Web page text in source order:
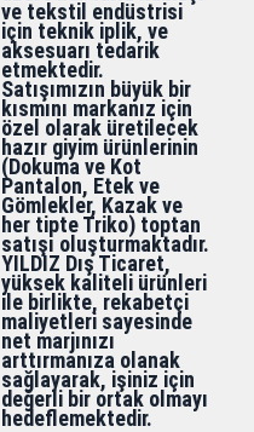
ve tekstil endüstrisi
için teknik iplik, ve
aksesuarı tedarik
etmektedir.
Satışımızın büyük bir
kısmını markanız için
özel olarak üretilecek
hazır giyim ürünlerinin
(Dokuma ve Kot
Pantalon, Etek ve
Gömlekler, Kazak ve
her tipte Triko) toptan
satışı oluşturmaktadır.
YILDIZ Dış Ticaret,
yüksek kaliteli ürünleri
ile birlikte, rekabetçi
maliyetleri sayesinde
net marjınızı
arttırmanıza olanak
sağlayarak, işiniz için
değerli bir ortak olmayı
hedeflemektedir.